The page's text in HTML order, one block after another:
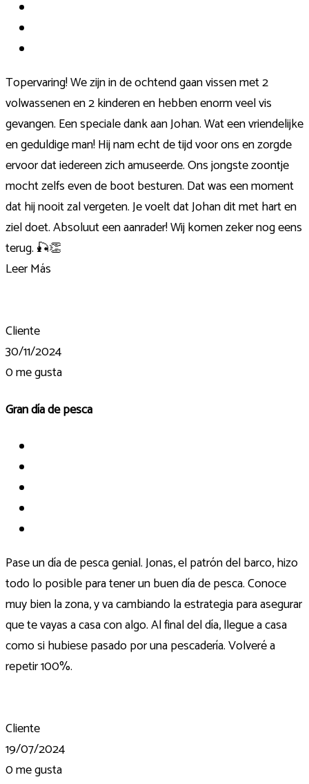
Topervaring! We zijn in de ochtend gaan vissen met 2
volwassenen en 2 kinderen en hebben enorm veel vis
gevangen. Een speciale dank aan Johan. Wat een vriendelijke
en geduldige man! Hij nam echt de tijd voor ons en zorgde
ervoor dat iedereen zich amuseerde. Ons jongste zoontje
mocht zelfs even de boot besturen. Dat was een moment
dat hij nooit zal vergeten. Je voelt dat Johan dit met hart en
ziel doet. Absoluut een aanrader! Wij komen zeker nog eens
terug. 🎣👏
Leer Más
Cliente
30/11/2024
0me gusta
Gran día de pesca
Pase un día de pesca genial. Jonas, el patrón del barco, hizo
todo lo posible para tener un buen día de pesca. Conoce
muy bien la zona, y va cambiando la estrategia para asegurar
que te vayas a casa con algo. Al final del día, llegue a casa
como si hubiese pasado por una pescadería. Volveré a
repetir 100%.
Cliente
19/07/2024
0me gusta